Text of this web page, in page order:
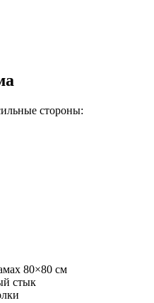
стороны:
80×80 см
стык